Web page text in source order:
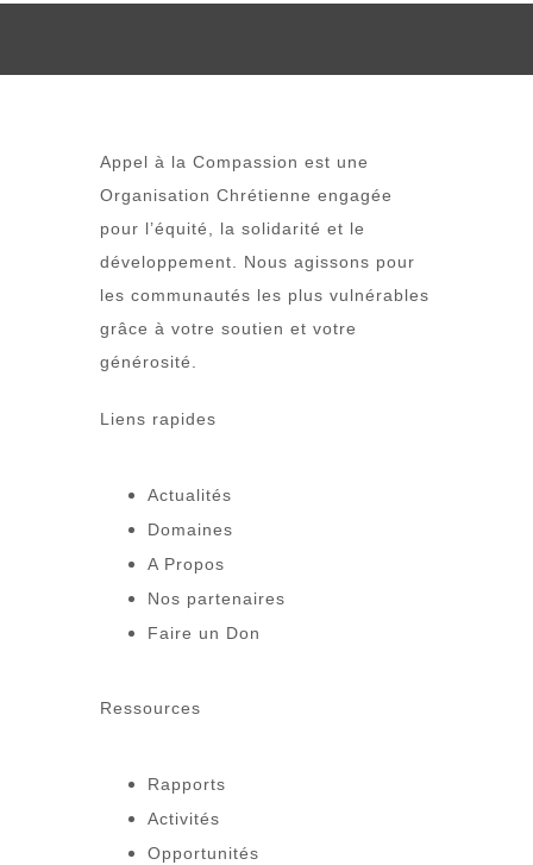
Appel à la Compassion est une
Organisation Chrétienne engagée
pour l’équité, la solidarité et le
développement. Nous agissons pour
les communautés les plus vulnérables
grâce à votre soutien et votre
générosité.
Liens rapides
Actualités
Domaines
A Propos
Nos partenaires
Faire un Don
Ressources
Rapports
Activités
Opportunités